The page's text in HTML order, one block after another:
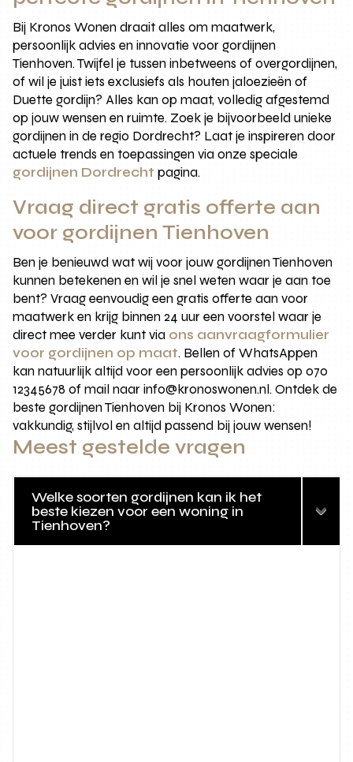
Bij Kronos Wonen draait alles om maatwerk,
persoonlijk advies en innovatie voor gordijnen
Tienhoven. Twijfel je tussen inbetweens of overgordijnen,
of wil je juist iets exclusiefs als houten jaloezieën of
Duette gordijn? Alles kan op maat, volledig afgestemd
op jouw wensen en ruimte. Zoek je bijvoorbeeld unieke
gordijnen in de regio Dordrecht? Laat je inspireren door
actuele trends en toepassingen via onze speciale
gordijnen Dordrecht pagina.
Vraag direct gratis offerte aan
voor gordijnen Tienhoven
Ben je benieuwd wat wij voor jouw gordijnen Tienhoven
kunnen betekenen en wil je snel weten waar je aan toe
bent? Vraag eenvoudig een gratis offerte aan voor
maatwerk en krijg binnen 24 uur een voorstel waar je
direct mee verder kunt via ons aanvraagformulier
voor gordijnen op maat. Bellen of WhatsAppen
kan natuurlijk altijd voor een persoonlijk advies op 070
12345678 of mail naar info@kronoswonen.nl. Ontdek de
beste gordijnen Tienhoven bij Kronos Wonen:
vakkundig, stijlvol en altijd passend bij jouw wensen!
Meest gestelde vragen
Welke soorten gordijnen kan ik het
beste kiezen voor een woning in
Tienhoven?